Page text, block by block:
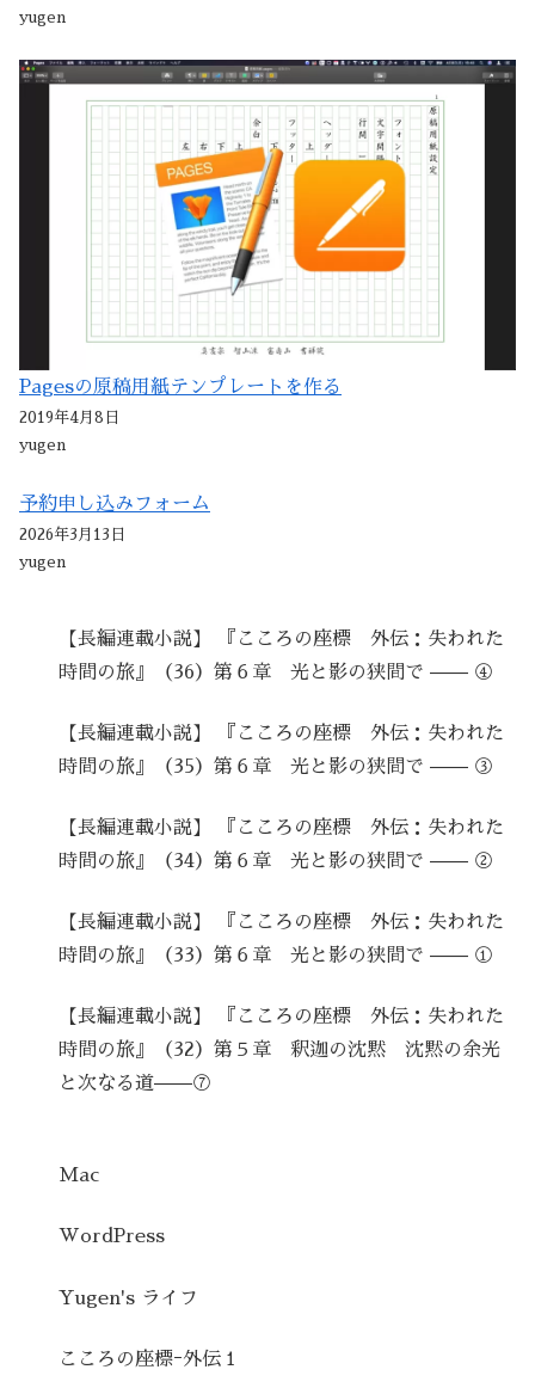
yugen
Pagesの原稿用紙テンプレートを作る
2019年4月8日
yugen
予約申し込みフォーム
2026年3月13日
yugen
【長編連載小説】 『こころの座標 外伝：失われた
時間の旅』（36）第６章 光と影の狭間で —— ④
【長編連載小説】 『こころの座標 外伝：失われた
時間の旅』（35）第６章 光と影の狭間で —— ③
【長編連載小説】 『こころの座標 外伝：失われた
時間の旅』（34）第６章 光と影の狭間で —— ②
【長編連載小説】 『こころの座標 外伝：失われた
時間の旅』（33）第６章 光と影の狭間で —— ①
【長編連載小説】 『こころの座標 外伝：失われた
時間の旅』（32）第５章 釈迦の沈黙 沈黙の余光
と次なる道——⑦
Mac
WordPress
Yugen's ライフ
こころの座標ｰ外伝１